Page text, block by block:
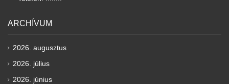
ARCHÍVUM
2026. augusztus
2026. július
2026. június